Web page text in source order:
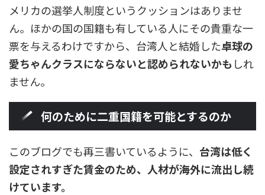
メリカの選挙人制度というクッションはありませ
ん。ほかの国の国籍も有している人にその貴重な一
票を与えるわけですから、台湾人と結婚した卓球の
愛ちゃんクラスにならないと認められないかも しれ
ません。
何のために二重国籍を可能とするのか
このブログでも再三書いているように、 台湾は低く
設定されすぎた賃金のため、人材が海外に流出し続
けています。